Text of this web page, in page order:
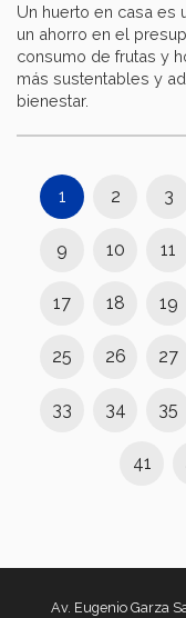
Un huerto en casa es
un ahorro en el
consumo de frutas y
más sustentables y
bienestar.
1 2 3
9 10 11
17 18 19
25 26 27
33 34 35
41
Av. Eugenio Garza